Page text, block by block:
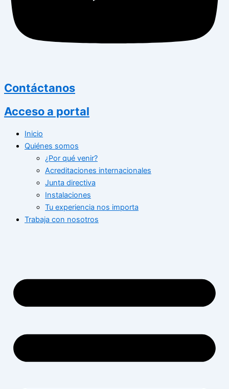
Contáctanos
Acceso a portal
Inicio
Quiénes somos
¿Por qué venir?
Acreditaciones internacionales
Junta directiva
Instalaciones
Tu experiencia nos importa
Trabaja con nosotros